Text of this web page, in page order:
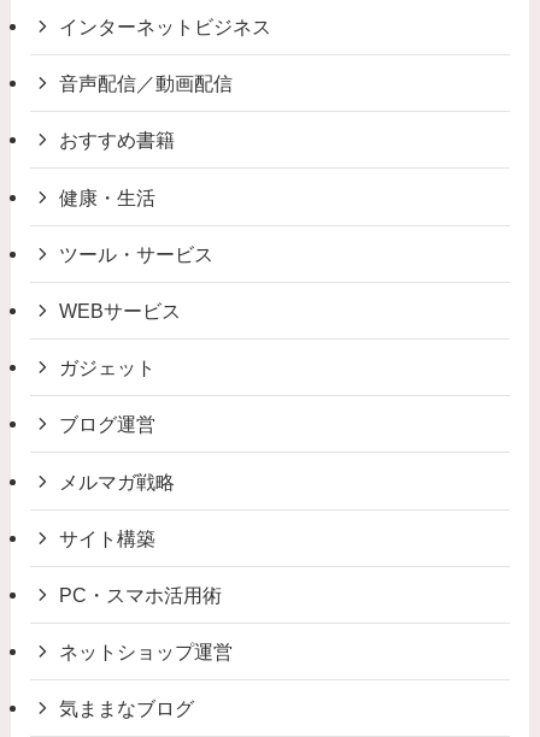
インターネットビジネス
音声配信／動画配信
おすすめ書籍
健康・生活
ツール・サービス
WEBサービス
ガジェット
ブログ運営
メルマガ戦略
サイト構築
PC・スマホ活用術
ネットショップ運営
気ままなブログ